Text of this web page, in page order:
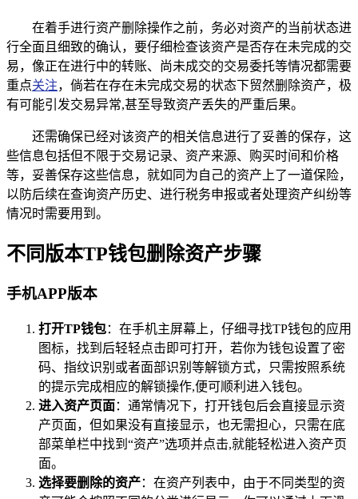
在着手进行资产删除操作之前，务必对资产的当前状态进
行全面且细致的确认，要仔细检查该资产是否存在未完成的交
易，像正在进行中的转账、尚未成交的交易委托等情况都需要
重点关注，倘若在存在未完成交易的状态下贸然删除资产，极
有可能引发交易异常,甚至导致资产丢失的严重后果。
还需确保已经对该资产的相关信息进行了妥善的保存，这
些信息包括但不限于交易记录、资产来源、购买时间和价格
等，妥善保存这些信息，就如同为自己的资产上了一道保险，
以防后续在查询资产历史、进行税务申报或者处理资产纠纷等
情况时需要用到。
不同版本TP钱包删除资产步骤
手机APP版本
打开TP钱包：在手机主屏幕上，仔细寻找TP钱包的应用
图标，找到后轻轻点击即可打开，若你为钱包设置了密
码、指纹识别或者面部识别等解锁方式，只需按照系统
的提示完成相应的解锁操作,便可顺利进入钱包。
进入资产页面：通常情况下，打开钱包后会直接显示资
产页面，但如果没有直接显示，也无需担心，只需在底
部菜单栏中找到“资产”选项并点击,就能轻松进入资产页
面。
选择要删除的资产：在资产列表中，由于不同类型的资